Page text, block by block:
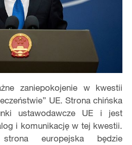
zaniepokojenie w kwestii
UE. Strona chińska
ustawodawcze UE i jest
i komunikację w tej kwestii.
europejska będzie